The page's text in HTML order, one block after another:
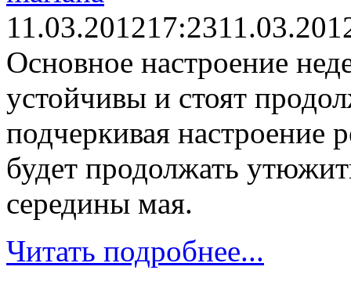
11.03.201217:23
Основное настроение
устойчивы и стоят
подчеркивая настроение
будет продолжать
середины мая.
Читать подробнее...